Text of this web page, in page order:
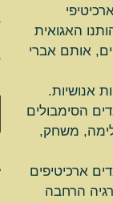
האגואית
אותם אברי
אנושיות.
הסימבולים
משחק,
ארכיטיפים
הרחבה